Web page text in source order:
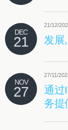
DEC
21
21/12/
发展
NOV
27
27/11/
通过
务提